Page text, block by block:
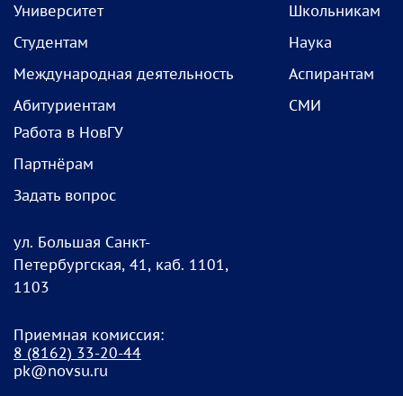
Университет
Студентам
Международная деятельность
Абитуриентам
Школьникам
Наука
Аспирантам
СМИ
Работа в НовГУ
Партнёрам
Задать вопрос
ул. Большая Санкт-
Петербургская, 41, каб. 1101,
1103
Приемная комиссия:
8 (8162) 33-20-44
pk@novsu.ru